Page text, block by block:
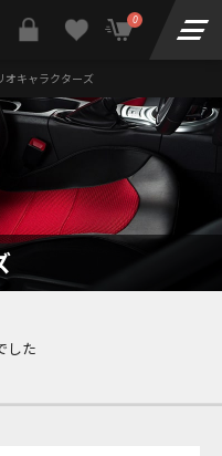
0
オキャラクターズ
した